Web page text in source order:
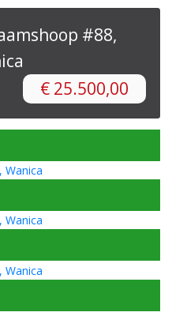
#88,
€ 25.500,00